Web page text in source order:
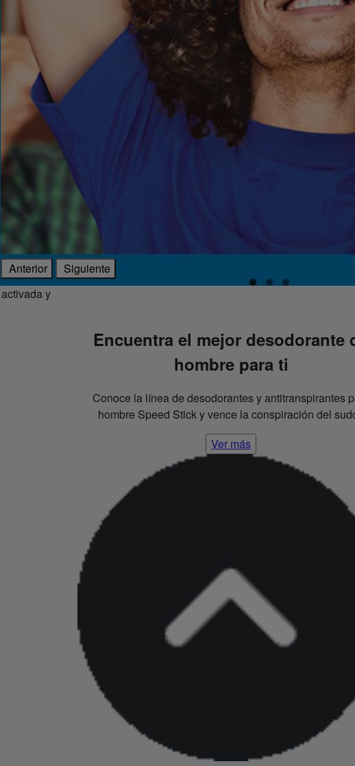
Anterior Siguiente
Encuentra el mejor desodorante
hombre para ti
Conoce la línea de desodorantes y antitranspirantes
hombre Speed Stick y vence la conspiración del
Ver más